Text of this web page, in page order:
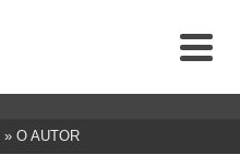
» O AUTOR